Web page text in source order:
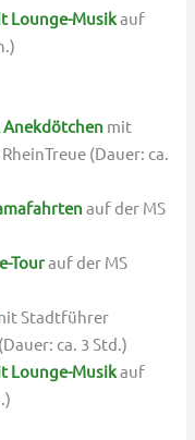
Lounge-Musikauf
Anekdötchen mit
(Dauer: ca.
auf der MS
Tourauf der MS
Stadtführer
ca. 3 Std.)
Lounge-Musikauf